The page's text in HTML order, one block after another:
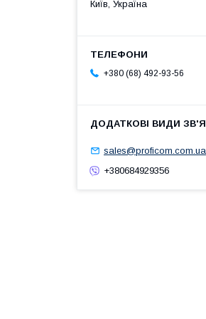
Київ, Україна
+380 (68) 492-93-56
sales@proficom.com.ua
+380684929356